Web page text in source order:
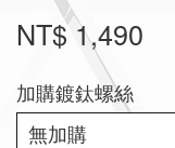
NT$ 1,490
加購鍍鈦螺絲